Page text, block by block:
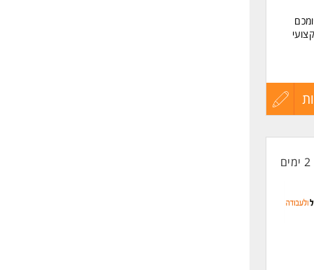
עדכון
2 ימים